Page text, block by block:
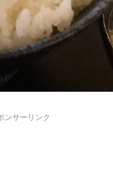
ンサーリンク